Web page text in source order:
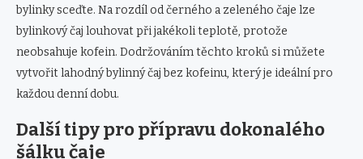
bylinky sceďte. Na rozdíl od černého a zeleného čaje lze
bylinkový čaj louhovat při jakékoli teplotě, protože
neobsahuje kofein. Dodržováním těchto kroků si můžete
vytvořit lahodný bylinný čaj bez kofeinu, který je ideální pro
každou denní dobu.
Další tipy pro přípravu dokonalého
šálku čaje